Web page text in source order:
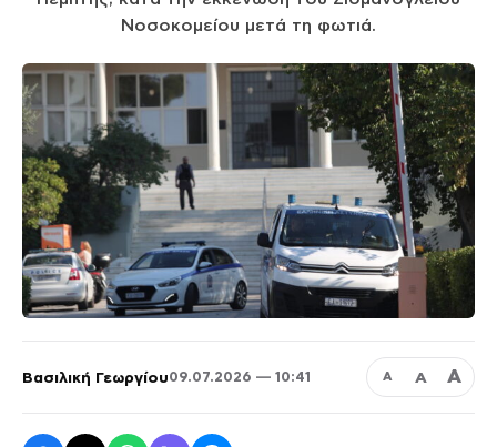
Νοσοκομείου μετά τη φωτιά.
Βασιλική Γεωργίου09.07.2026 — 10:41 Α Α Α